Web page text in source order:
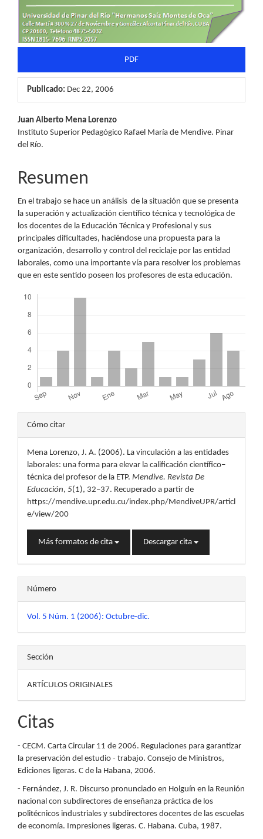
PDF
Publicado: Dec 22, 2006
Contenido
principal
artículo
Juan Alberto Mena Lorenzo
Instituto Superior Pedagógico Rafael María de Mendive. Pinar
del Río.
Resumen
En el trabajo se hace un análisis de la situación que se presenta
la superación y actualización científico técnica y tecnológica de
los docentes de la Educación Técnica y Profesional y sus
principales dificultades, haciéndose una propuesta para la
organización, desarrollo y control del reciclaje por las entidad
laborales, como una importante vía para resolver los problemas
que en este sentido poseen los profesores de esta educación.
Detalles
del
artículo
Cómo citar
Mena Lorenzo, J. A. (2006). La vinculación a las entidades
laborales: una forma para elevar la calificación científico–
técnica del profesor de la ETP. Mendive. Revista De
Educación, 5(1), 32–37. Recuperado a partir de
https://mendive.upr.edu.cu/index.php/MendiveUPR/articl
e/view/200
Más formatos de cita Descargar cita
Número
Vol. 5 Núm. 1 (2006): Octubre-dic.
Sección
ARTÍCULOS ORIGINALES
Citas
- CECM. Carta Circular 11 de 2006. Regulaciones para garantizar
la preservación del estudio - trabajo. Consejo de Ministros,
Ediciones ligeras. C de la Habana, 2006.
- Fernández, J. R. Discurso pronunciado en Holguín en la Reunión
nacional con subdirectores de enseñanza práctica de los
politécnicos industriales y subdirectores docentes de las escuelas
de economía. Impresiones ligeras. C. Habana. Cuba, 1987.